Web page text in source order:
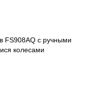
FS908AQ с ручными
колесами